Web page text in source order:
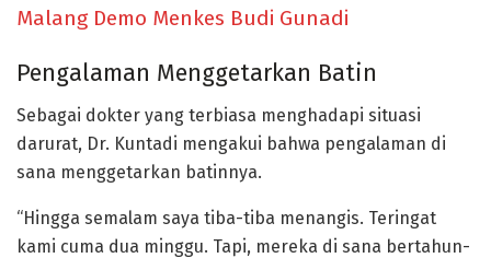
Malang Demo Menkes Budi Gunadi
Pengalaman Menggetarkan Batin
Sebagai dokter yang terbiasa menghadapi situasi
darurat, Dr. Kuntadi mengakui bahwa pengalaman di
sana menggetarkan batinnya.
“Hingga semalam saya tiba-tiba menangis. Teringat
kami cuma dua minggu. Tapi, mereka di sana bertahun-